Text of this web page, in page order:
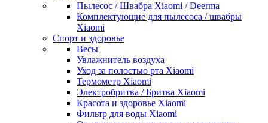
Пылесос / Швабра Xiaomi / Deerma
Комплектующие для пылесоса / швабры
Xiaomi
Спорт и здоровье
Весы
Увлажнитель воздуха
Уход за полостью рта Xiaomi
Термометр Xiaomi
Электробритва / Бритва Xiaomi
Красота и здоровье Xiaomi
Фильтр для воды Xiaomi